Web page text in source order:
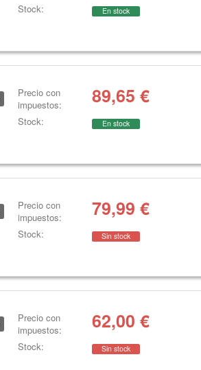
Stock: En stock
Precio con
impuestos:
89,65 €
Stock: En stock
Precio con
impuestos:
79,99 €
Stock: Sin stock
Precio con
impuestos:
62,00 €
Stock: Sin stock